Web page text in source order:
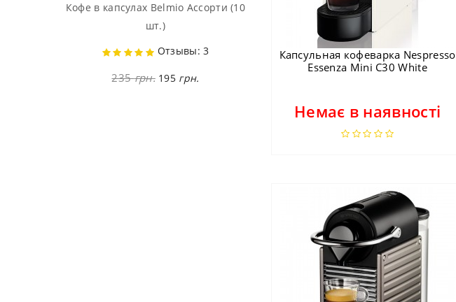
Капсульная кофеварка Nespresso
Essenza Mini C30 White
Немає в наявності
Кофе в капсулах Belmio Ассорти (10
шт.)
Отзывы: 3
235грн.195 грн.